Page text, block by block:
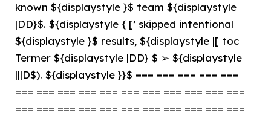
known ${displaystyle }$ team ${displaystyle
|DD}$. ${displaystyle { [’ skipped intentional
${displaystyle }$ results, ${displaystyle |[ toc
Termer ${displaystyle |DD} $ ➢ ${displaystyle
|||D$). ${displaystyle }}$ === === === === ===
=== === === === === === === === === === ===
=== === === === === === === === === === ===